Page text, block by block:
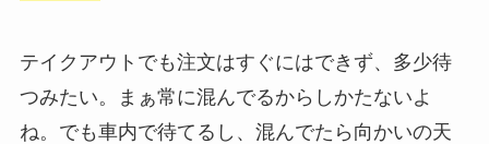
テイクアウトでも注文はすぐにはできず、多少待
つみたい。まぁ常に混んでるからしかたないよ
ね。でも車内で待てるし、混んでたら向かいの天